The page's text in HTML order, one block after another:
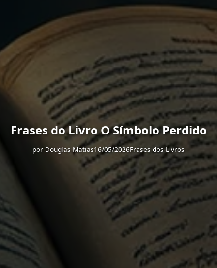
Frases do Livro O Símbolo Perdido
por Douglas Matias16/05/2026Frases dos Livros